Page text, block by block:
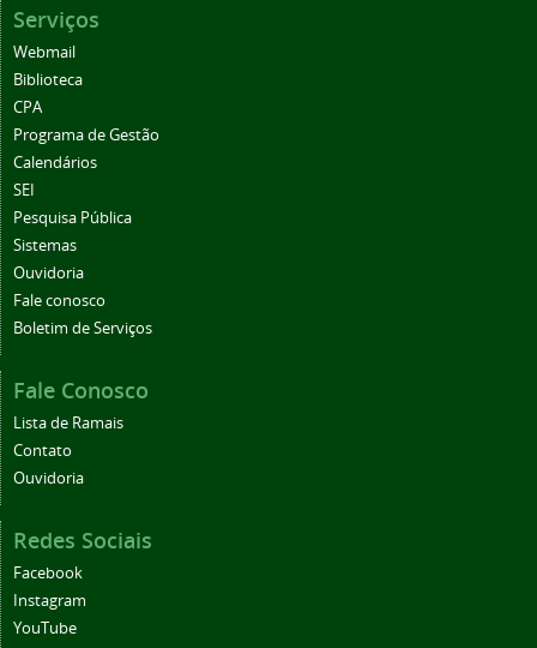
Serviços
Webmail
Biblioteca
CPA
Programa de Gestão
Calendários
SEI
Pesquisa Pública
Sistemas
Ouvidoria
Fale conosco
Boletim de Serviços
Fale Conosco
Lista de Ramais
Contato
Ouvidoria
Redes Sociais
Facebook
Instagram
YouTube